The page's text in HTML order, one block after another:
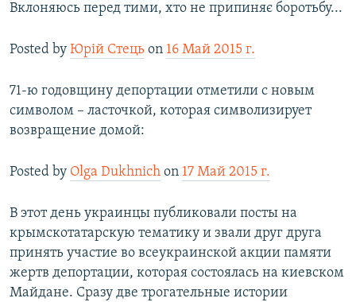
Вклоняюсь перед тими, хто не припиняє боротьбу...
Posted by Юрій Стець on 16 Май 2015 г.
71-ю годовщину депортации отметили с новым
символом – ласточкой, которая символизирует
возвращение домой:
Posted by Olga Dukhnich on 17 Май 2015 г.
В этот день украинцы публиковали посты на
крымскотатарскую тематику и звали друг друга
принять участие во всеукраинской акции памяти
жертв депортации, которая состоялась на киевском
Майдане. Сразу две трогательные истории